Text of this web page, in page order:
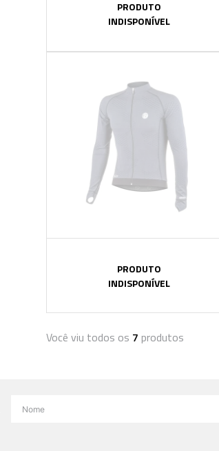
PRODUTO
INDISPONÍVEL
PRODUTO
INDISPONÍVEL
Você viu todos os 7 produtos